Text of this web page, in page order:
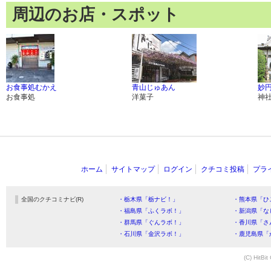
周辺のお店・スポット
お食事処むかえ
お食事処
青山じゅあん
洋菓子
妙
神
ホーム サイトマップ ログイン クチコミ投稿 プラ
全国のクチコミナビ(R) ・栃木県「栃ナビ！」
・熊本県「
・福島県「ふくラボ！」
・新潟県「
・群馬県「ぐんラボ！」
・香川県「
・石川県「金沢ラボ！」
・鹿児島県
(C) HitBit